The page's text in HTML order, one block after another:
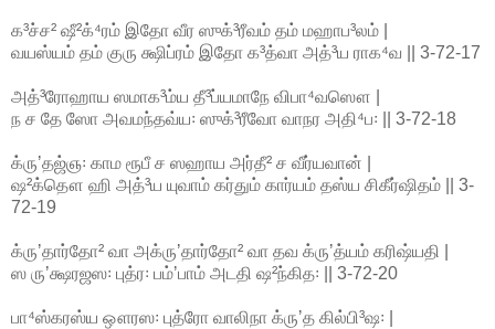
க³ச்ச² ஷீ²க்⁴ரம் இதோ வீர ஸுக்³ரீவம் தம் மஹாப³லம் |
வயஸ்யம் தம் குரு க்ஷிப்ரம் இதோ க³த்வா அத்³ய ராக⁴வ || 3-72-17
அத்³ரோஹாய ஸமாக³ம்ய தீ³ப்யமாநே விபா⁴வஸௌ |
ந ச தே ஸோ அவமந்தவ்ய꞉ ஸுக்³ரீவோ வாநர அதி⁴ப꞉ || 3-72-18
க்ருʼதஜ்ஞ꞉ காம ரூபீ ச ஸஹாய அர்தீ² ச வீர்யவான் |
ஷ²க்தௌ ஹி அத்³ய யுவாம் கர்தும் கார்யம் தஸ்ய சிகீர்ஷிதம் || 3-
72-19
க்ருʼதார்தோ² வா அக்ருʼதார்தோ² வா தவ க்ருʼத்யம் கரிஷ்யதி |
ஸ ருʼக்ஷரஜஸ꞉ புத்ர꞉ பம்ʼபாம் அடதி ஷ²ந்கித꞉ || 3-72-20
பா⁴ஸ்கரஸ்ய ஔரஸ꞉ புத்ரோ வாலிநா க்ருʼத கில்பி³ஷ꞉ |